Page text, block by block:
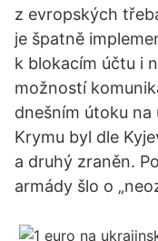
z evropských
je špatně
k blokacím účtu i
možností
dnešním útoku na
Krymu byl dle
a druhý zraněn.
armády šlo o